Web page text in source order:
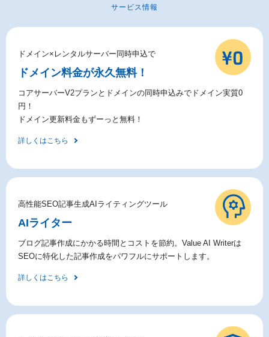
サービス情報
ドメイン×レンタルサーバー同時申込で
ドメイン料金が永久無料！
コアサーバーV2プランとドメインの同時申込みでドメイン実質0
円！
ドメイン更新料金もずーっと無料！
詳しくはこちら
高性能SEO記事生成AIライティングツール
AIライター
ブログ記事作成にかかる時間とコストを節約。Value AI Writerは
SEOに特化した記事作成をパワフルにサポートします。
詳しくはこちら